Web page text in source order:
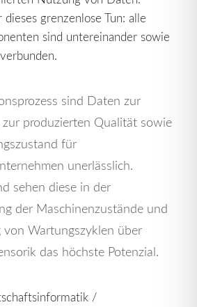
grenzenlose Tun: alle
sind untereinander sowie
sind Daten zur
produzierten Qualität sowie
für
unerlässlich.
sehen diese in der
der Maschinenzustände und
von Wartungszyklen über
das höchste Potenzial.
/